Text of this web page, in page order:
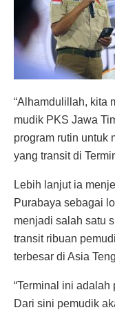
“Alhamdulillah, kita
mudik PKS Jawa
program rutin untuk
yang transit di
Lebih lanjut ia
Purabaya sebagai
menjadi salah satu
transit ribuan
terbesar di Asia
“Terminal ini adalah
Dari sini pemudik